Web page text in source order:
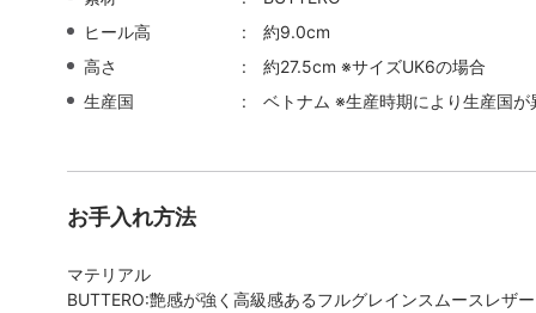
ヒール高
約9.0cm
高さ
約27.5cm ※サイズUK6の場合
生産国
ベトナム ※生産時期により生産国が
お手入れ方法
マテリアル
BUTTERO:艶感が強く高級感あるフルグレインスムースレザー